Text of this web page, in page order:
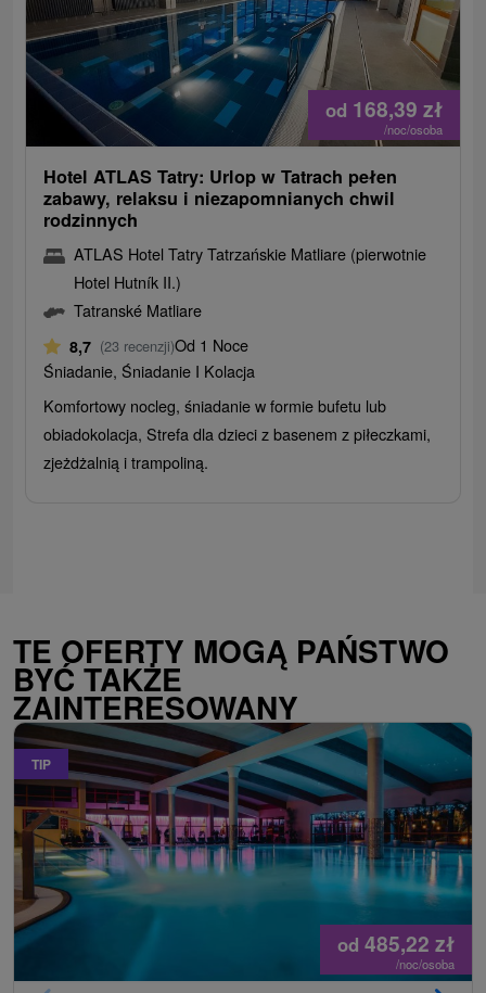
od 168,39 zł
/noc/osoba
Hotel ATLAS Tatry: Urlop w Tatrach pełen
zabawy, relaksu i niezapomnianych chwil
rodzinnych
ATLAS Hotel Tatry Tatrzańskie Matliare (pierwotnie
Hotel Hutník II.)
Tatranské Matliare
8,7 (23 recenzji)Od 1 Noce
Śniadanie, Śniadanie I Kolacja
Komfortowy nocleg, śniadanie w formie bufetu lub
obiadokolacja, Strefa dla dzieci z basenem z piłeczkami,
zjeżdżalnią i trampoliną.
TE OFERTY MOGĄ PAŃSTWO
BYĆ TAKŻE
ZAINTERESOWANY
TIP
od 485,22 zł
/noc/osoba